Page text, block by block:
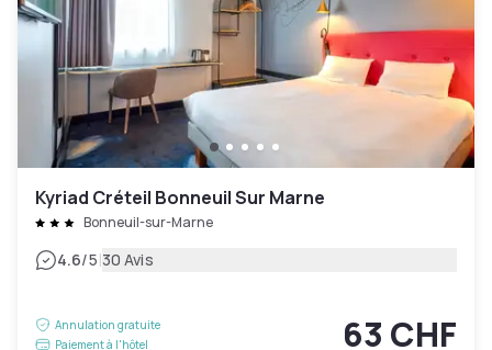
Kyriad Créteil Bonneuil Sur Marne
Bonneuil-sur-Marne
4.6/5|30 Avis
Annulation gratuite
Paiement à l'hôtel
63 CHF